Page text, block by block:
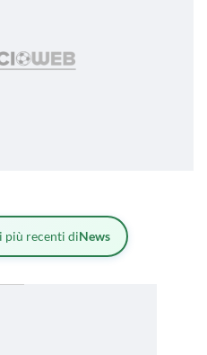
più recenti diNews